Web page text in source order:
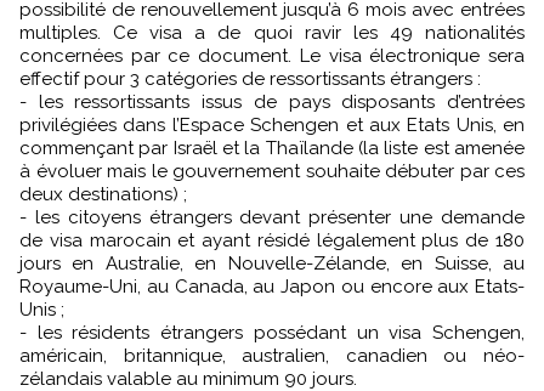
possibilité de renouvellement jusqu’à 6 mois avec entrées
multiples. Ce visa a de quoi ravir les 49 nationalités
concernées par ce document. Le visa électronique sera
effectif pour 3 catégories de ressortissants étrangers :
- les ressortissants issus de pays disposants d’entrées
privilégiées dans l’Espace Schengen et aux Etats Unis, en
commençant par Israël et la Thaïlande (la liste est amenée
à évoluer mais le gouvernement souhaite débuter par ces
deux destinations) ;
- les citoyens étrangers devant présenter une demande
de visa marocain et ayant résidé légalement plus de 180
jours en Australie, en Nouvelle-Zélande, en Suisse, au
Royaume-Uni, au Canada, au Japon ou encore aux Etats-
Unis ;
- les résidents étrangers possédant un visa Schengen,
américain, britannique, australien, canadien ou néo-
zélandais valable au minimum 90 jours.